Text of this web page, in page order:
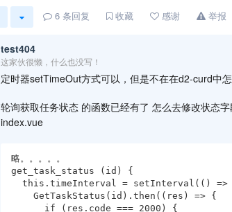
6 条回复 收藏 感谢 举报
test404
这家伙很懒，什么也没写！
定时器setTimeOut方式可以，但是不在在d2-curd中怎
轮询获取任务状态 的函数已经有了 怎么去修改状态
index.vue
略。。。。。
get_task_status (id) {
  this.timeInterval = setInterval(() => {
    GetTaskStatus(id).then((res) => {